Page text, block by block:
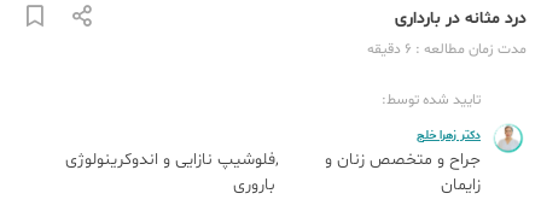
درد مثانه در بارداری
مدت زمان مطالعه : 6 دقیقه
تایید شده توسط:
دکتر زهرا خلج
جراح و متخصص زنان و
زایمان
فلوشیپ نازایی و اندوکرینولوژی
باروری